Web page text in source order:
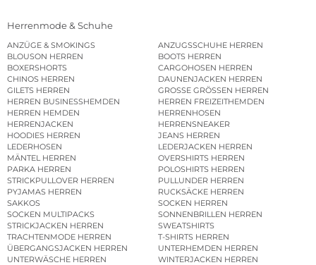
Herrenmode & Schuhe
ANZÜGE & SMOKINGS
ANZUGSSCHUHE HERREN
BLOUSON HERREN
BOOTS HERREN
BOXERSHORTS
CARGOHOSEN HERREN
CHINOS HERREN
DAUNENJACKEN HERREN
GILETS HERREN
GROSSE GRÖSSEN HERREN
HERREN BUSINESSHEMDEN
HERREN FREIZEITHEMDEN
HERREN HEMDEN
HERRENHOSEN
HERRENJACKEN
HERRENSNEAKER
HOODIES HERREN
JEANS HERREN
LEDERHOSEN
LEDERJACKEN HERREN
MÄNTEL HERREN
OVERSHIRTS HERREN
PARKA HERREN
POLOSHIRTS HERREN
STRICKPULLOVER HERREN
PULLUNDER HERREN
PYJAMAS HERREN
RUCKSÄCKE HERREN
SAKKOS
SOCKEN HERREN
SOCKEN MULTIPACKS
SONNENBRILLEN HERREN
STRICKJACKEN HERREN
SWEATSHIRTS
TRACHTENMODE HERREN
T-SHIRTS HERREN
ÜBERGANGSJACKEN HERREN
UNTERHEMDEN HERREN
UNTERWÄSCHE HERREN
WINTERJACKEN HERREN